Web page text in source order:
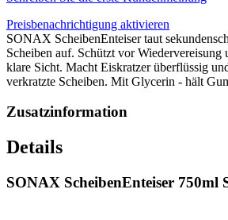
Preisbenachrichtigung aktivieren
SONAX ScheibenEnteiser taut
Scheiben auf. Schützt vor Wiedervereisung
klare Sicht. Macht Eiskratzer überflüssig
verkratzte Scheiben. Mit Glycerin - hält
Zusatzinformation
Details
SONAX ScheibenEnteiser 750ml